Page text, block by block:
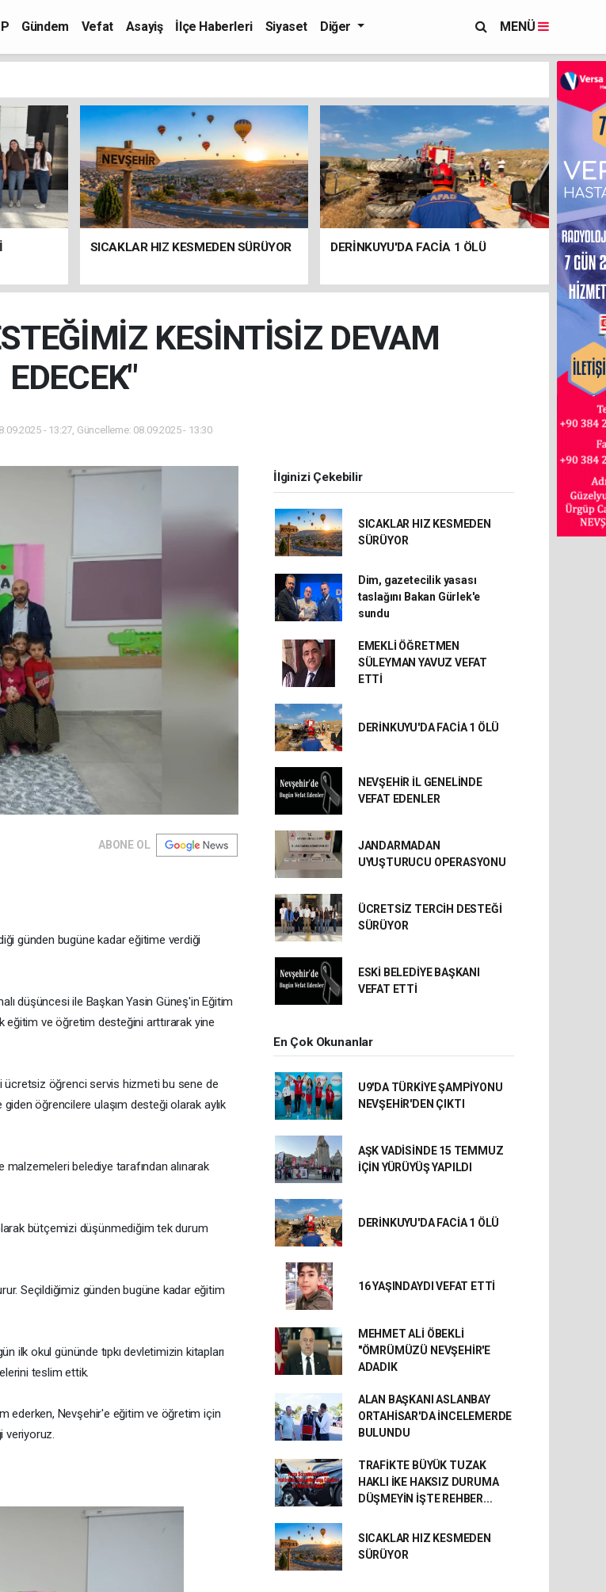
Gündem Vefat Asayiş İlçe Haberleri Siyaset Diğer MENÜ
SICAKLAR HIZ KESMEDEN SÜRÜYOR DERİNKUYU'DA FACİA 1 ÖLÜ
KESİNTİSİZ DEVAM
EDECEK"
- 13:27, Güncelleme: 08.09.2025 - 13:30
ABONE OL
günden bugüne kadar eğitime verdiği
düşüncesi ile Başkan Yasin Güneş'in Eğitim
eğitim ve öğretim desteğini arttırarak yine
ücretsiz öğrenci servis hizmeti bu sene de
öğrencilere ulaşım desteği olarak aylık
malzemeleri belediye tarafından alınarak
bütçemizi düşünmediğim tek durum
Seçildiğimiz günden bugüne kadar eğitim
ilk okul gününde tıpkı devletimizin kitapları
teslim ettik.
ederken, Nevşehir'e eğitim ve öğretim için
veriyoruz.
İlginizi Çekebilir
SICAKLAR HIZ KESMEDEN
SÜRÜYOR
Dim, gazetecilik yasası
taslağını Bakan Gürlek'e
sundu
EMEKLİ ÖĞRETMEN
SÜLEYMAN YAVUZ VEFAT
ETTİ
DERİNKUYU'DA FACİA 1 ÖLÜ
NEVŞEHİR İL GENELİNDE
VEFAT EDENLER
JANDARMADAN
UYUŞTURUCU OPERASYONU
ÜCRETSİZ TERCİH DESTEĞİ
SÜRÜYOR
ESKİ BELEDİYE BAŞKANI
VEFAT ETTİ
En Çok Okunanlar
U9'DA TÜRKİYE ŞAMPİYONU
NEVŞEHİR'DEN ÇIKTI
AŞK VADİSİNDE 15 TEMMUZ
İÇİN YÜRÜYÜŞ YAPILDI
DERİNKUYU'DA FACİA 1 ÖLÜ
16 YAŞINDAYDI VEFAT ETTİ
MEHMET ALİ ÖBEKLİ
"ÖMRÜMÜZÜ NEVŞEHİR'E
ADADIK
ALAN BAŞKANI ASLANBAY
ORTAHİSAR'DA İNCELEMERDE
BULUNDU
TRAFİKTE BÜYÜK TUZAK
HAKLI İKE HAKSIZ DURUMA
DÜŞMEYİN İŞTE REHBER...
SICAKLAR HIZ KESMEDEN
SÜRÜYOR